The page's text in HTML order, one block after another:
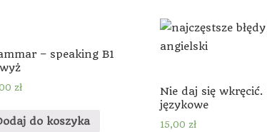
– speaking B1
zł
do koszyka
Nie daj się wkręcić.
językowe
15,00 zł